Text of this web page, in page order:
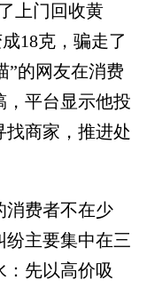
上门回收黄
18克，骗走了
”的网友在消费
，平台显示他投
商家，推进处
费者不在少
主要集中在三
：先以高价吸